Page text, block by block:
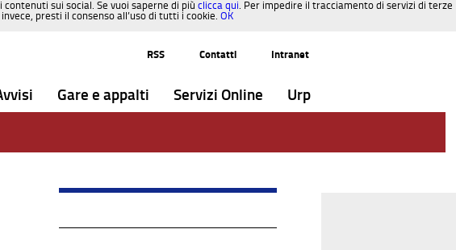
sui social. Se vuoi saperne di più clicca qui. Per impedire il tracciamento di servizi di terze
presti il consenso all’uso di tutti i cookie. OK
RSS
Contatti Intranet
Gare e appalti Servizi Online Urp